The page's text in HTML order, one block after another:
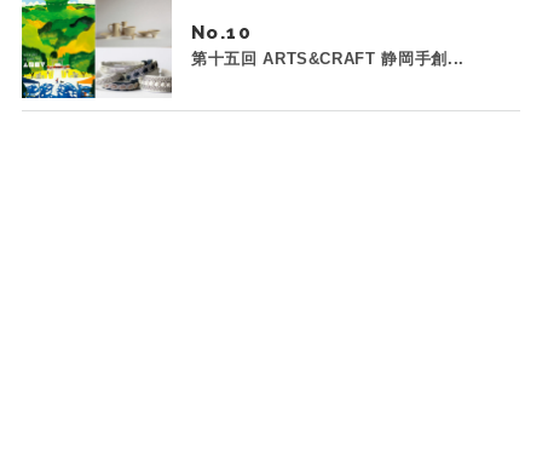
No.
第十五回 ARTS&CRAFT 静岡手創...